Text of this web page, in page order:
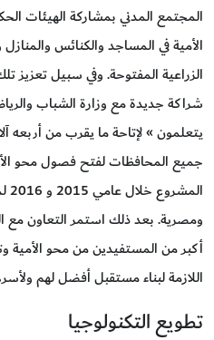
المجتمع المدني بمشاركة الهيئات
الأمية في المساجد والكنائس
الزراعية المفتوحة. وفي سبيل تعزيز
شراكة جديدة مع وزارة الشباب
يتعلمون » لإتاحة ما يقرب من
جميع المحافظات لفتح فصول محو
ومصرية. بعد ذلك استمر التعاون مع
أكبر من المستفيدين من محو الأمية
اللازمة لبناء مستقبل أفضل لهم
تطويع التكنولوجيا